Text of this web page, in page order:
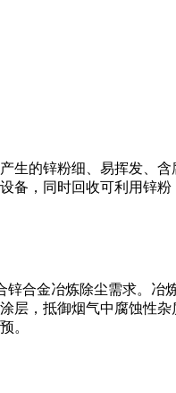
生的锌粉细、易挥发、
，同时回收可利用锌粉
合金冶炼除尘需求。
层，抵御烟气中腐蚀性
。